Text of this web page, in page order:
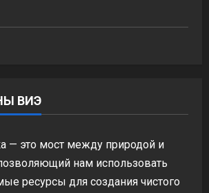
ВИЭ
— это мост между природой и
нам использовать
ресурсы для создания чистого